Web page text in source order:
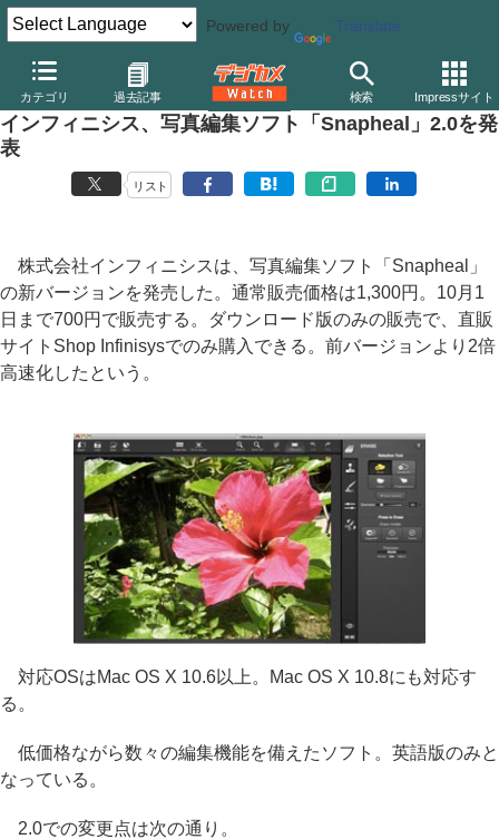
Powered by Translate
カテゴリ 過去記事 検索 Impressサイト
デジカメ Watch PC/モバイル関連 アプリ/ソフトウェア その他
インフィニシス、写真編集ソフト「Snapheal」2.0を発
表
リスト
株式会社インフィニシスは、写真編集ソフト「Snapheal」
の新バージョンを発売した。通常販売価格は1,300円。10月1
日まで700円で販売する。ダウンロード版のみの販売で、直販
サイトShop Infinisysでのみ購入できる。前バージョンより2倍
高速化したという。
対応OSはMac OS X 10.6以上。Mac OS X 10.8にも対応す
る。
低価格ながら数々の編集機能を備えたソフト。英語版のみと
なっている。
2.0での変更点は次の通り。